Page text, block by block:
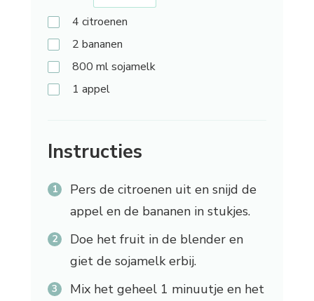
4 citroenen
2 bananen
800 ml sojamelk
1 appel
Instructies
Pers de citroenen uit en snijd de
appel en de bananen in stukjes.
Doe het fruit in de blender en
giet de sojamelk erbij.
Mix het geheel 1 minuutje en het